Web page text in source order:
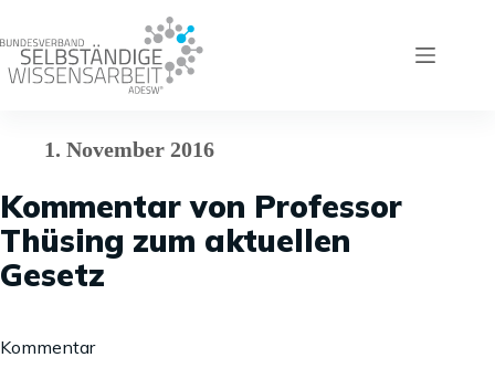
springen
1. November 2016
Kommentar von Professor
Thüsing zum aktuellen
Gesetz
Kommentar